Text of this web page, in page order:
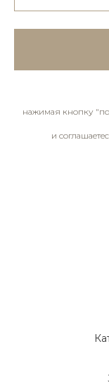
нажимая кнопку
и